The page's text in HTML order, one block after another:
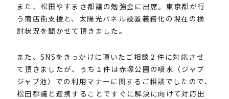
また、松田やすまさ都議の勉強会に出席。東京都が行
う商店街支援と、太陽光パネル設置義務化の現在の検
討状況を聞かせて頂きました。
また、SNSをきっかけに頂いたご相談２件に対応させ
て頂きましたが、うち１件は赤塚公園の噴水（ジャブ
ジャブ池）での利用マナーに関するご相談でしたので、
松田都議と連携することですぐに解決に向けて対応出